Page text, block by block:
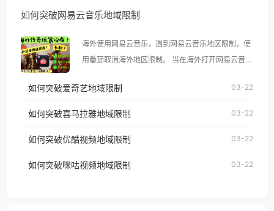
示语。 海外用户如香港、澳门、台湾、美国、加拿
像其他音乐平台一样，出现地区及版权限制问题，且
仅能在中国大陆地区播放。 遇到这个问题的朋友们，
台湾、美国、加拿大、澳大利亚、欧洲等国家和地区
权限制所困扰。
如何突破网易云音乐地域限制
海外使用网易云音乐，遇到网易云音乐地区限制，使
用番茄取消海外地区限制。 当在海外打开网易云音
播放”的提示语。 海外用户如香港、澳门、台湾、美
制问题，且仅能在中国大陆地区播放。 遇到这个问题
户收听网易云音乐地区版权限制」的问题，无论人在
如何突破爱奇艺地域限制 03-22
如何突破喜马拉雅地域限制 03-22
如何突破优酷视频地域限制 03-22
如何突破咪咕视频地域限制 03-22